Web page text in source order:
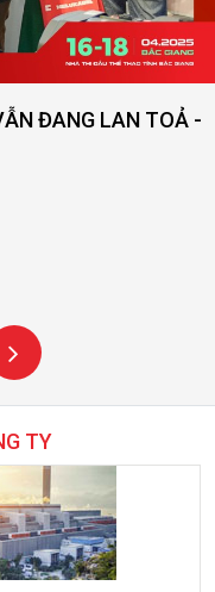
ĐANG LAN TOẢ -
TY